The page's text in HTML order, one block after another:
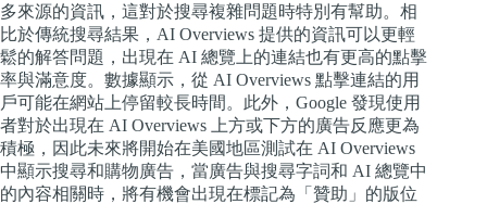
多來源的資訊，這對於搜尋複雜問題時特別有幫助。相
比於傳統搜尋結果，AI Overviews 提供的資訊可以更輕
鬆的解答問題，出現在 AI 總覽上的連結也有更高的點擊
率與滿意度。數據顯示，從 AI Overviews 點擊連結的用
戶可能在網站上停留較長時間。此外，Google 發現使用
者對於出現在 AI Overviews 上方或下方的廣告反應更為
積極，因此未來將開始在美國地區測試在 AI Overviews
中顯示搜尋和購物廣告，當廣告與搜尋字詞和 AI 總覽中
的內容相關時，將有機會出現在標記為「贊助」的版位